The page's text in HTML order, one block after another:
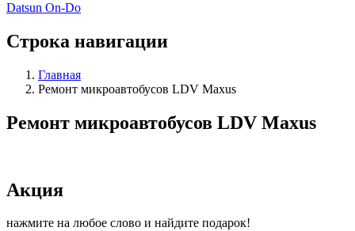
Datsun On-Do
Строка навигации
Главная
Ремонт микроавтобусов LDV Maxus
Ремонт микроавтобусов LDV Maxus
Акция
нажмите на любое слово и найдите подарок!